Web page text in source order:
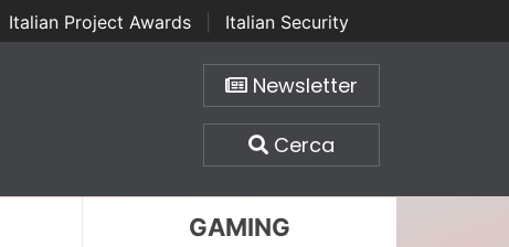
Italian Project Awards
Italian Security
Newsletter
Cerca
GAMING